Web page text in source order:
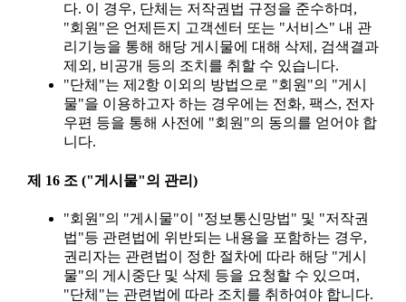
다. 이 경우, 단체는 저작권법 규정을 준수하며,
"회원"은 언제든지 고객센터 또는 "서비스" 내 관
리기능을 통해 해당 게시물에 대해 삭제, 검색결과
제외, 비공개 등의 조치를 취할 수 있습니다.
"단체"는 제2항 이외의 방법으로 "회원"의 "게시
물"을 이용하고자 하는 경우에는 전화, 팩스, 전자
우편 등을 통해 사전에 "회원"의 동의를 얻어야 합
니다.
제 16 조 ("게시물"의 관리)
"회원"의 "게시물"이 "정보통신망법" 및 "저작권
법"등 관련법에 위반되는 내용을 포함하는 경우,
권리자는 관련법이 정한 절차에 따라 해당 "게시
물"의 게시중단 및 삭제 등을 요청할 수 있으며,
"단체"는 관련법에 따라 조치를 취하여야 합니다.